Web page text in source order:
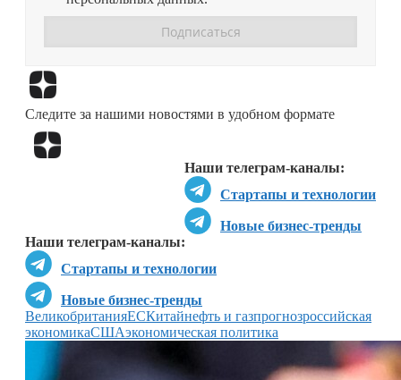
Следите за нашими новостями в удобном формате
Наши телеграм-каналы:
Стартапы и технологии
Новые бизнес-тренды
Наши телеграм-каналы:
Стартапы и технологии
Новые бизнес-тренды
ВеликобританияЕСКитайнефть и газпрогнозроссийская
экономикаСШАэкономическая политика